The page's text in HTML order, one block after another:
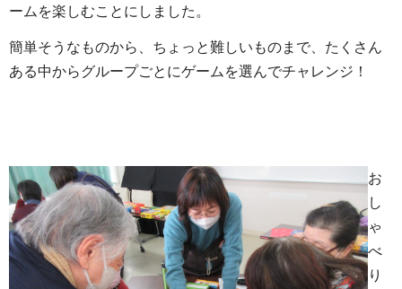
ームを楽しむことにしました。
簡単そうなものから、ちょっと難しいものまで、たくさん
ある中からグループごとにゲームを選んでチャレンジ！
お
し
ゃ
べ
り